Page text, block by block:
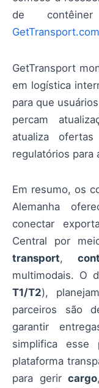
de
GetTransport
em logística
para que
percam
atualiza
regulatórios para
Em resumo, os
Alemanha
conectar
Central por
transport,
multimodais. O
T1/T2),
parceiros são
garantir
simplifica esse
plataforma
para gerircargo